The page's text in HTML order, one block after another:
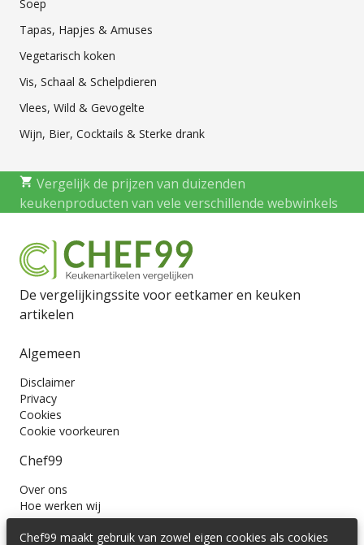
Soep
Tapas, Hapjes & Amuses
Vegetarisch koken
Vis, Schaal & Schelpdieren
Vlees, Wild & Gevogelte
Wijn, Bier, Cocktails & Sterke drank
Vergelijk de prijzen van duizenden
keukenproducten van vele verschillende webwinkels
De vergelijkingssite voor eetkamer en keuken
artikelen
Algemeen
Disclaimer
Privacy
Cookies
Cookie voorkeuren
Chef99
Over ons
Hoe werken wij
Contact
Chef99 maakt gebruik van zowel eigen cookies als cookies